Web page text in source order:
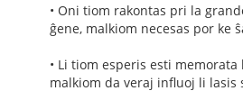
• Oni tiom rakontas pri la
ĝene, malkiom necesas por
• Li tiom esperis esti
malkiom da veraj influoj li lasis